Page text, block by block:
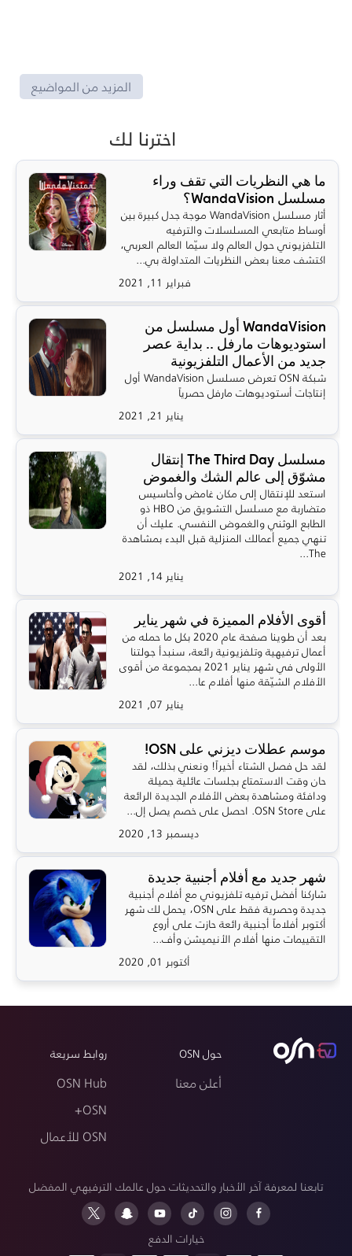
المزيد من المواضيع
اخترنا لك
ما هي النظريات التي تقف وراء
مسلسل WandaVision؟
أثار مسلسل WandaVision موجة جدل كبيرة بين
أوساط متابعي المسلسلات والترفيه
التلفزيوني حول العالم ولا سيّما العالم العربي،
اكتشف معنا بعض النظريات المتداولة بي...
فبراير 11, 2021
WandaVision أول مسلسل من
استوديوهات مارفل .. بداية عصر
جديد من الأعمال التلفزيونية
شبكة OSN تعرض مسلسل WandaVision أول
إنتاجات أستوديوهات مارفل حصرياً
يناير 21, 2021
مسلسل The Third Day إنتقال
مشوّق إلى عالم الشك والغموض
استعد للإنتقال إلى مكان غامض وأحاسيس
متضاربة مع مسلسل التشويق من HBO ذو
الطابع الوثني والغموض النفسي. عليك أن
تنهي جميع أعمالك المنزلية قبل البدء بمشاهدة
The...
يناير 14, 2021
أقوى الأفلام المميزة في شهر يناير
بعد أن طوينا صفحة عام 2020 بكل ما حمله من
أعمال ترفيهية وتلفزيونية رائعة، سنبدأ جولتنا
الأولى في شهر يناير 2021 بمجموعة من أقوى
الأفلام الشيّقة منها أفلام عا...
يناير 07, 2021
موسم عطلات ديزني على OSN!
لقد حل فصل الشتاء أخيراً! ونعني بذلك، لقد
حان وقت الاستمتاع بجلسات عائلية جميلة
ودافئة ومشاهدة بعض الأفلام الجديدة الرائعة
على OSN Store. احصل على خصم يصل إل...
ديسمبر 13, 2020
شهر جديد مع أفلام أجنبية جديدة
شاركنا أفضل ترفيه تلفزيوني مع أفلام أجنبية
جديدة وحصرية فقط على OSN، يحمل لك شهر
أكتوبر أفلاماً أجنبية رائعة حازت على أروع
التقييمات منها أفلام الأنيميشن وأف...
أكتوبر 01, 2020
حول OSN
أعلن معنا
روابط سريعة
OSN Hub
OSN+
OSN للأعمال
تابعنا لمعرفة آخر الأخبار والتحديثات حول عالمك الترفيهي المفضل
خيارات الدفع